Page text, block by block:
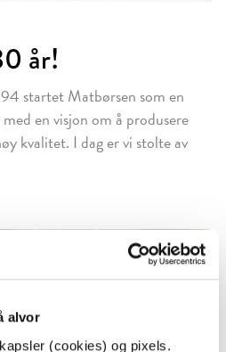
alvor
(cookies) og pixels.
år!
startet Matbørsen som en
en visjon om å produsere
kvalitet. I dag er vi stolte av